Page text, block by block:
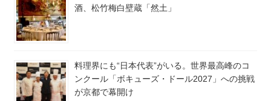
酒、松竹梅白壁蔵「然土」
料理界にも“日本代表”がいる。世界最高峰のコ
ンクール「ボキューズ・ドール2027」への挑戦
が京都で幕開け